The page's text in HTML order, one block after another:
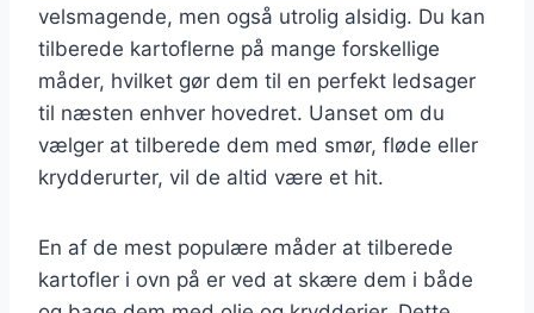
velsmagende, men også utrolig alsidig. Du kan
tilberede kartoflerne på mange forskellige
måder, hvilket gør dem til en perfekt ledsager
til næsten enhver hovedret. Uanset om du
vælger at tilberede dem med smør, fløde eller
krydderurter, vil de altid være et hit.
En af de mest populære måder at tilberede
kartofler i ovn på er ved at skære dem i både